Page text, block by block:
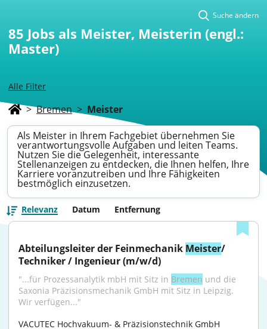
Alle Filter
Suche ändern
85 Jobs als Meister, Meisterin (engl.:
Master)
> Bremen > Meister
Als Meister in Ihrem Fachgebiet übernehmen Sie
verantwortungsvolle Aufgaben und leiten Teams.
Nutzen Sie die Gelegenheit, interessante
Stellenanzeigen zu entdecken, die Ihnen helfen, Ihre
Karriere voranzutreiben und Ihre Fähigkeiten
bestmöglich einzusetzen.
Relevanz Datum Entfernung
Abteilungsleiter der Feinmechanik Meister/
Techniker / Ingenieur (m/w/d)
"...für Prozessanalytik mbH mit Sitz in Bremen und die
Saxonia Präzisionsmechanik GmbH mit Sitz in Leipzig.
Wir verfügen..."
VACUTEC Hochvakuum- & Präzisionstechnik GmbH